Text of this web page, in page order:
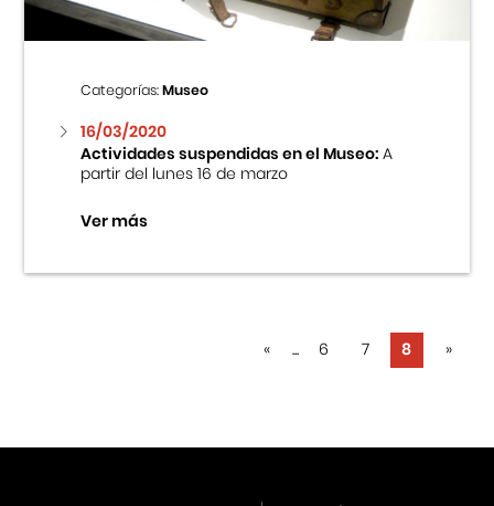
Categorías:Museo
16/03/2020
Actividades suspendidas en el Museo:A
partir del lunes 16 de marzo
Ver más
« ... 6 7 8 »